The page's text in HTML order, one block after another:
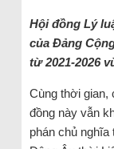
Hội đồng Lý
của Đảng
từ 2021-2026
Cùng thời gian,
đồng này vẫn
phán chủ